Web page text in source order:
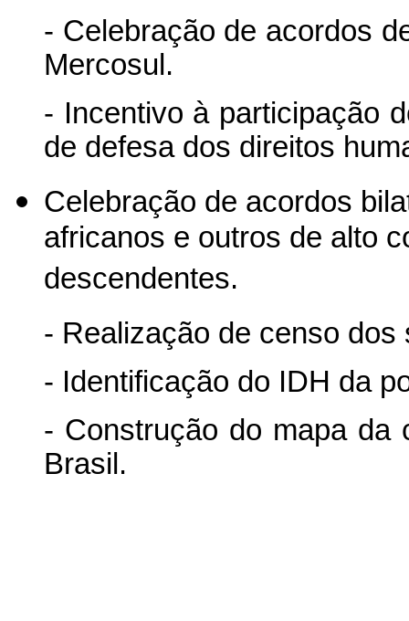
- Celebração de acordos
Mercosul.
- Incentivo à participação
de defesa dos direitos
Celebração de acordos
africanos e outros de alto
descendentes.
- Realização de censo
- Identificação do IDH da
- Construção do mapa da
Brasil.